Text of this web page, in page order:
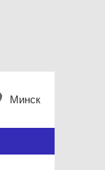
Минск